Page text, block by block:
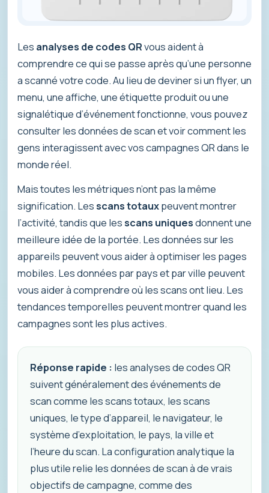
Les analyses de codes QRvous aident à
comprendre ce qui se passe après qu’une personne
a scanné votre code. Au lieu de deviner si un flyer, un
menu, une affiche, une étiquette produit ou une
signalétique d’événement fonctionne, vous pouvez
consulter les données de scan et voir comment les
gens interagissent avec vos campagnes QR dans le
monde réel.
Mais toutes les métriques n’ont pas la même
signification. Lesscans totauxpeuvent montrer
l’activité, tandis que lesscans uniquesdonnent une
meilleure idée de la portée. Les données sur les
appareils peuvent vous aider à optimiser les pages
mobiles. Les données par pays et par ville peuvent
vous aider à comprendre où les scans ont lieu. Les
tendances temporelles peuvent montrer quand les
campagnes sont les plus actives.
Réponse rapide : les analyses de codes QR
suivent généralement des événements de
scan comme les scans totaux, les scans
uniques, le type d’appareil, le navigateur, le
système d’exploitation, le pays, la ville et
l’heure du scan. La configuration analytique la
plus utile relie les données de scan à de vrais
objectifs de campagne, comme des